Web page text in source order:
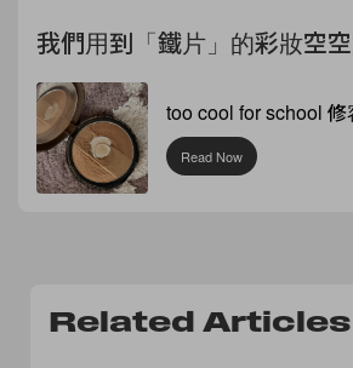
我們用到「鐵片」的彩妝空
too cool for school 修
Read Now
Related Articles